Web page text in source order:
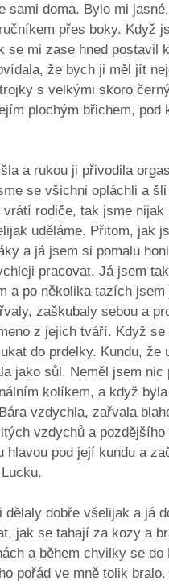
doma. Bylo mi
přes boky. Když
mi zase hned postavil
že bych ji měl jít
s velkými skoro
plochým břichem, pod
a rukou ji přivodila
se všichni opláchli a
rodiče, tak jsme nijak
uděláme. Přitom, jak
a já jsem si pomalu
pracovat. Já jsem
a po několika tazích
zaškubaly sebou a
z jejich tváří. Když
do prdelky. Kundu, že
jako sůl. Neměl jsem
kolíkem, a když
vzdychla, zařvala
vzdychů a
hlavou pod její kundu a
dobře všelijak a já
jak se tahají za kozy a
a během chvilky se do
pořád ve mně tolik